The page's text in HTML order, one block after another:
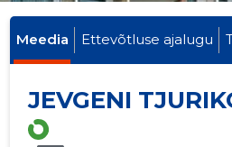
Meedia Ettevõtluse ajalugu
JEVGENI